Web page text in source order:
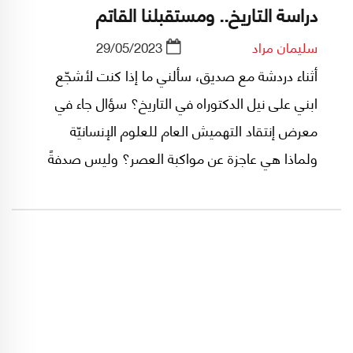
دراسة التاريخ.. ومستقبلنا القاتم
سليمان مراد 29/05/2023
أثناء دردشة مع صديق، سألني ما إذا كنت لأشجّع
ابني على نيل الدكتوراه في التاريخ؟ سؤال جاء في
معرض إنتقاد التهميش العام للعلوم الإنسانيّة
ولماذا هي عاجزة عن مواكبة العصر؟ وليس صدفةً
إنحلال خطير للإنسان والقيم الإنسانيّة في عالم